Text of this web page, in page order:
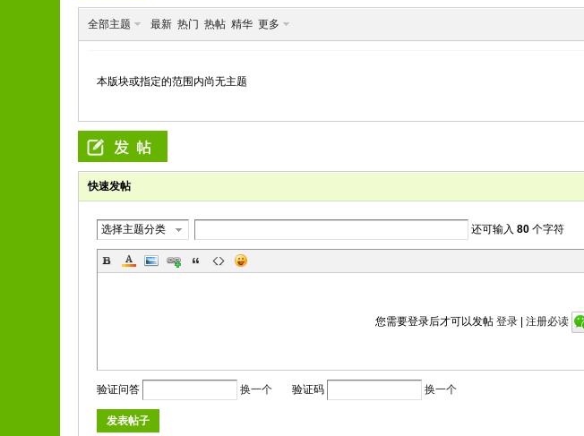
全部主题 最新 热门 热帖 精华 更多
本版块或指定的范围内尚无主题
快速发帖
选择主题分类 还可输入80 个字符
您需要登录后才可以发帖 登录| 注册必读
验证问答 换一个 验证码 换一个
发表帖子